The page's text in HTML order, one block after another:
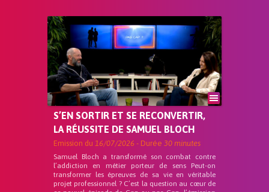
S’EN SORTIR ET SE RECONVERTIR,
LA RÉUSSITE DE SAMUEL BLOCH
Emission du 16/07/2026 - Durée 30 minutes
Samuel Bloch a transformé son combat contre
l’addiction en métier porteur de sens Peut-on
transformer les épreuves de sa vie en véritable
projet professionnel ? C’est la question au cœur de